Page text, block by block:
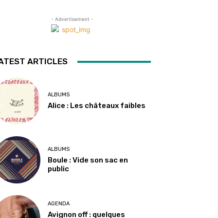
- Advertisement -
ARTICLES
ALBUMS
Alice : Les châteaux faibles
ALBUMS
Boule : Vide son sac en
public
AGENDA
Avignon off : quelques